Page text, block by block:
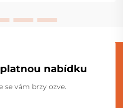
nabídku
se vám brzy ozve.